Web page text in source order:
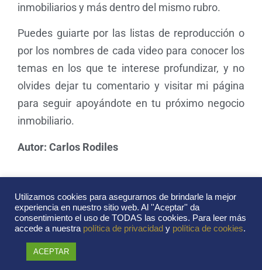
inmobiliarios y más dentro del mismo rubro.
Puedes guiarte por las listas de reproducción o
por los nombres de cada video para conocer los
temas en los que te interese profundizar, y no
olvides dejar tu comentario y visitar mi página
para seguir apoyándote en tu próximo negocio
inmobiliario.
Autor: Carlos Rodiles
Artículos relacionados
Utilizamos cookies para asegurarnos de brindarle la mejor
experiencia en nuestro sitio web. Al ''Aceptar'' da
consentimiento el uso de TODAS las cookies. Para leer más
accede a nuestra política de privacidad y política de cookies.
ACEPTAR